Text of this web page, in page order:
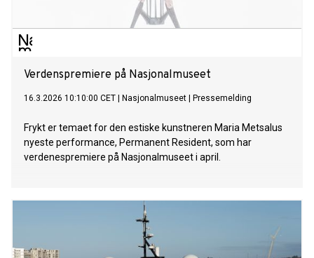
Verdenspremiere på Nasjonalmuseet
16.3.2026 10:10:00 CET Nasjonalmuseet Pressemelding
Frykt er temaet for den estiske kunstneren Maria Metsalus
nyeste performance, Permanent Resident, som har
verdenespremiere på Nasjonalmuseet i april.